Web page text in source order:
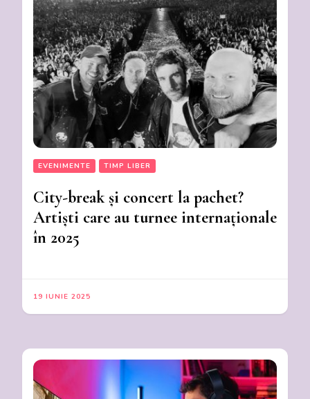
EVENIMENTE TIMP LIBER
City-break și concert la pachet?
Artiști care au turnee internaționale
în 2025
19 IUNIE 2025